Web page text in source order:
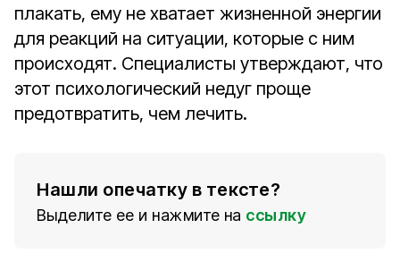
плакать, ему не хватает жизненной энергии
для реакций на ситуации, которые с ним
происходят. Специалисты утверждают, что
этот психологический недуг проще
предотвратить, чем лечить.
Нашли опечатку в тексте?
Выделите ее и нажмите на ссылку